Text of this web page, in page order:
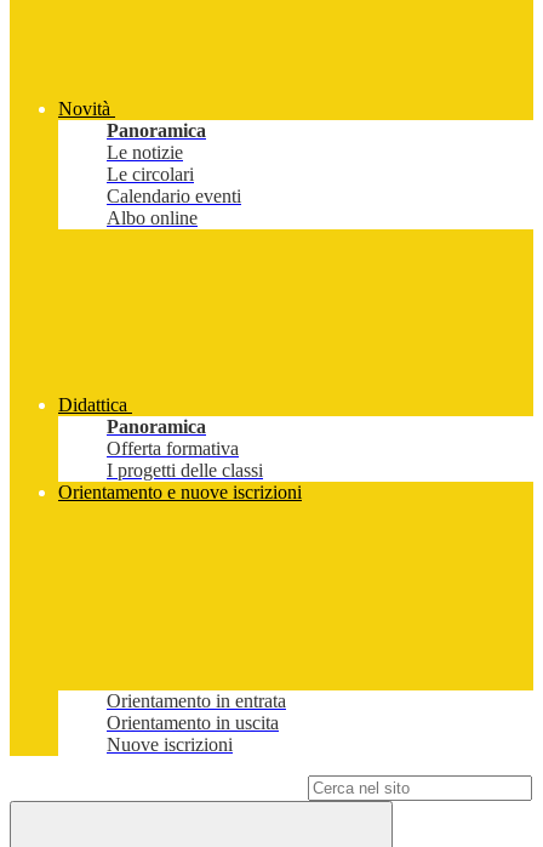
Novità
Panoramica
Le notizie
Le circolari
Calendario eventi
Albo online
Didattica
Panoramica
Offerta formativa
I progetti delle classi
Orientamento e nuove iscrizioni
Orientamento in entrata
Orientamento in uscita
Nuove iscrizioni